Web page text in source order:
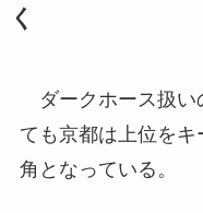
く
ダークホース扱い
ても京都は上位を
角となっている。